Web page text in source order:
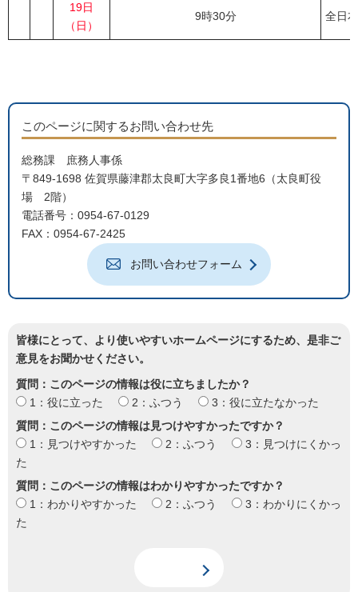
19日
（日）
9時30分 全日
このページに関するお問い合わせ先
総務課 庶務人事係
〒849-1698 佐賀県藤津郡太良町大字多良1番地6（太良町役
場 2階）
電話番号：0954-67-0129
FAX：0954-67-2425
お問い合わせフォーム
皆様にとって、より使いやすいホームページにするため、是非ご
意見をお聞かせください。
質問：このページの情報は役に立ちましたか？
1：役に立った
2：ふつう
3：役に立たなかった
質問：このページの情報は見つけやすかったですか？
1：見つけやすかった
2：ふつう
3：見つけにくかっ
た
質問：このページの情報はわかりやすかったですか？
1：わかりやすかった
2：ふつう
3：わかりにくかっ
た